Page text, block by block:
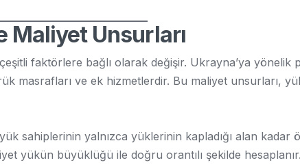
Maliyet Unsurları
faktörlere bağlı olarak değişir. Ukrayna’ya
masrafları ve ek hizmetlerdir. Bu maliyet unsurları,
sahiplerinin yalnızca yüklerinin kapladığı alan kadar
yükün büyüklüğü ile doğru orantılı şekilde hesaplanır.